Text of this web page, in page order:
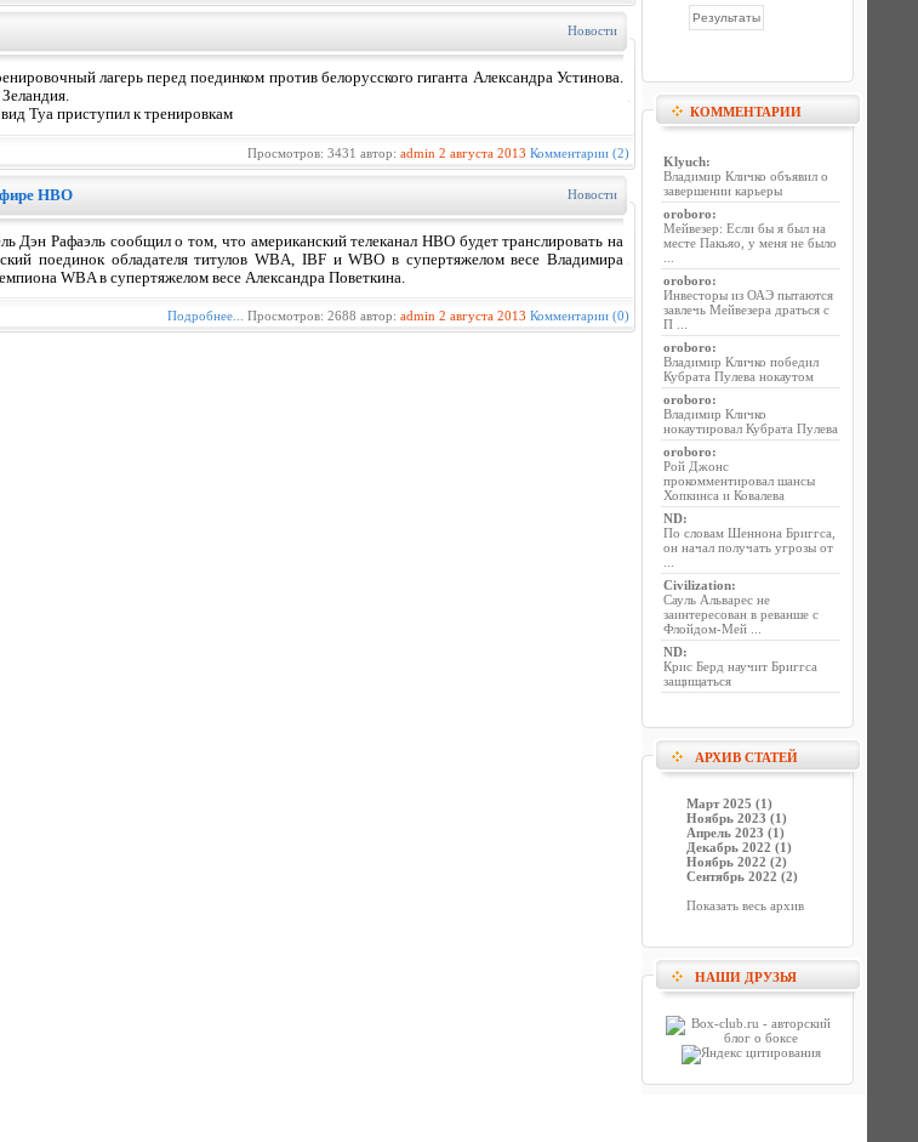
Новости
лагерь перед поединком против белорусского гиганта Александра Устинова.
Просмотров: 3431 автор: admin 2 августа 2013 Комментарии (2)
HBO Новости
Дэн Рафаэль сообщил о том, что американский телеканал HBO будет транслировать на
поединок обладателя титулов WBA, IBF и WBO в супертяжелом весе Владимира
WBA в супертяжелом весе Александра Поветкина.
Подробнее... Просмотров: 2688 автор: admin 2 августа 2013 Комментарии (0)
КОММЕНТАРИИ
Klyuch:
Владимир Кличко объявил о
завершении карьеры
oroboro:
Мейвезер: Если бы я был на
месте Пакьяо, у меня не было
oroboro:
Инвесторы из ОАЭ пытаются
завлечь Мейвезера драться с
П ...
oroboro:
Владимир Кличко победил
Кубрата Пулева нокаутом
oroboro:
Владимир Кличко
нокаутировал Кубрата Пулева
oroboro:
Рой Джонс
прокомментировал шансы
Хопкинса и Ковалева
ND:
По словам Шеннона Бриггса,
он начал получать угрозы от
Civilization:
Сауль Альварес не
заинтересован в реванше с
Флойдом-Мей ...
ND:
Крис Берд научит Бриггса
защищаться
АРХИВ СТАТЕЙ
Март 2025 (1)
Ноябрь 2023 (1)
Апрель 2023 (1)
Декабрь 2022 (1)
Ноябрь 2022 (2)
Сентябрь 2022 (2)
Показать весь архив
НАШИ ДРУЗЬЯ